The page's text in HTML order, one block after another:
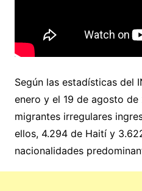
Según las estadísticas del
enero y el 19 de agosto
migrantes irregulares
ellos, 4.294 de Haití y
nacionalidades